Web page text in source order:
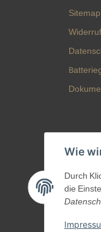
Wie
Durch
die
Sitemap